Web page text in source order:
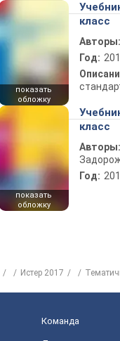
показать
обложку
класс
Авторы:
Год:
показать
обложку
класс
Авторы:
Год:
Истер 2017
Команда